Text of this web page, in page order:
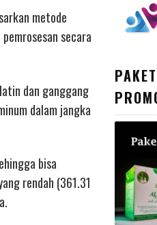
metode
secara
dan ganggang
dalam jangka
bisa
rendah (361.31